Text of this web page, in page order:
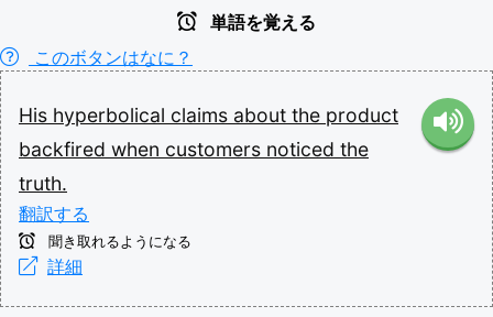
単語を覚える
このボタンはなに？
His hyperbolical claims about the product
backfired when customers noticed the
truth.
翻訳する
聞き取れるようになる
詳細